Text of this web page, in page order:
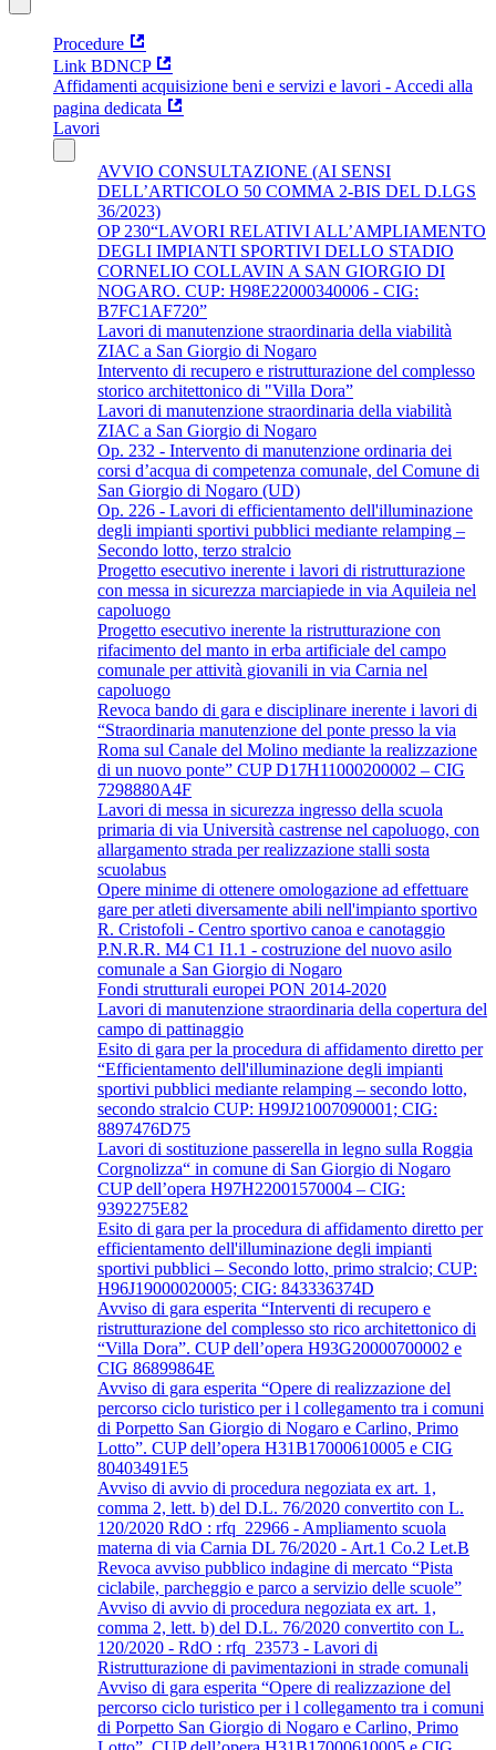
Procedure
Link BDNCP
Affidamenti acquisizione beni e servizi e lavori - Accedi alla
pagina dedicata
Lavori
AVVIO CONSULTAZIONE (AI SENSI
DELL’ARTICOLO 50 COMMA 2-BIS DEL D.LGS
36/2023)
OP 230“LAVORI RELATIVI ALL’AMPLIAMENTO
DEGLI IMPIANTI SPORTIVI DELLO STADIO
CORNELIO COLLAVIN A SAN GIORGIO DI
NOGARO. CUP: H98E22000340006 - CIG:
B7FC1AF720”
Lavori di manutenzione straordinaria della viabilità
ZIAC a San Giorgio di Nogaro
Intervento di recupero e ristrutturazione del complesso
storico architettonico di "Villa Dora”
Lavori di manutenzione straordinaria della viabilità
ZIAC a San Giorgio di Nogaro
Op. 232 - Intervento di manutenzione ordinaria dei
corsi d’acqua di competenza comunale, del Comune di
San Giorgio di Nogaro (UD)
Op. 226 - Lavori di efficientamento dell'illuminazione
degli impianti sportivi pubblici mediante relamping –
Secondo lotto, terzo stralcio
Progetto esecutivo inerente i lavori di ristrutturazione
con messa in sicurezza marciapiede in via Aquileia nel
capoluogo
Progetto esecutivo inerente la ristrutturazione con
rifacimento del manto in erba artificiale del campo
comunale per attività giovanili in via Carnia nel
capoluogo
Revoca bando di gara e disciplinare inerente i lavori di
“Straordinaria manutenzione del ponte presso la via
Roma sul Canale del Molino mediante la realizzazione
di un nuovo ponte” CUP D17H11000200002 – CIG
7298880A4F
Lavori di messa in sicurezza ingresso della scuola
primaria di via Università castrense nel capoluogo, con
allargamento strada per realizzazione stalli sosta
scuolabus
Opere minime di ottenere omologazione ad effettuare
gare per atleti diversamente abili nell'impianto sportivo
R. Cristofoli - Centro sportivo canoa e canotaggio
P.N.R.R. M4 C1 I1.1 - costruzione del nuovo asilo
comunale a San Giorgio di Nogaro
Fondi strutturali europei PON 2014-2020
Lavori di manutenzione straordinaria della copertura del
campo di pattinaggio
Esito di gara per la procedura di affidamento diretto per
“Efficientamento dell'illuminazione degli impianti
sportivi pubblici mediante relamping – secondo lotto,
secondo stralcio CUP: H99J21007090001; CIG:
8897476D75
Lavori di sostituzione passerella in legno sulla Roggia
Corgnolizza“ in comune di San Giorgio di Nogaro
CUP dell’opera H97H22001570004 – CIG:
9392275E82
Esito di gara per la procedura di affidamento diretto per
efficientamento dell'illuminazione degli impianti
sportivi pubblici – Secondo lotto, primo stralcio; CUP:
H96J19000020005; CIG: 843336374D
Avviso di gara esperita “Interventi di recupero e
ristrutturazione del complesso sto rico architettonico di
“Villa Dora”. CUP dell’opera H93G20000700002 e
CIG 86899864E
Avviso di gara esperita “Opere di realizzazione del
percorso ciclo turistico per i l collegamento tra i comuni
di Porpetto San Giorgio di Nogaro e Carlino, Primo
Lotto”. CUP dell’opera H31B17000610005 e CIG
80403491E5
Avviso di avvio di procedura negoziata ex art. 1,
comma 2, lett. b) del D.L. 76/2020 convertito con L.
120/2020 RdO : rfq_22966 - Ampliamento scuola
materna di via Carnia DL 76/2020 - Art.1 Co.2 Let.B
Revoca avviso pubblico indagine di mercato “Pista
ciclabile, parcheggio e parco a servizio delle scuole”
Avviso di avvio di procedura negoziata ex art. 1,
comma 2, lett. b) del D.L. 76/2020 convertito con L.
120/2020 - RdO : rfq_23573 - Lavori di
Ristrutturazione di pavimentazioni in strade comunali
Avviso di gara esperita “Opere di realizzazione del
percorso ciclo turistico per i l collegamento tra i comuni
di Porpetto San Giorgio di Nogaro e Carlino, Primo